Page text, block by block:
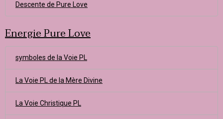
Descente de Pure Love
Energie Pure Love
symboles de la Voie PL
La Voie PL de la Mère Divine
La Voie Christique PL